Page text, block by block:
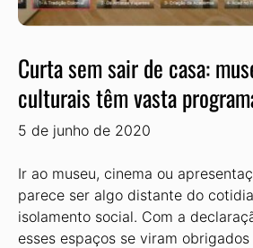
Curta sem sair de casa:
culturais têm vasta
5 de junho de 2020
Ir ao museu, cinema ou
parece ser algo distante do
isolamento social. Com a
esses espaços se viram